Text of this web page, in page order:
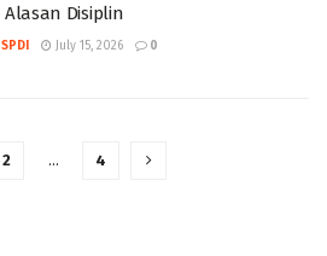
Disiplin
July 15, 2026 0
2 … 4